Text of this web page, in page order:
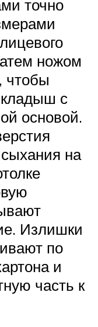
точно
ножом
чтобы
с
основой.
на
Излишки
по
и
часть к